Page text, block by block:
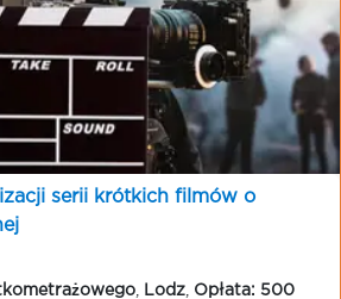
serii krótkich filmów o
Lodz
Opłata: 500